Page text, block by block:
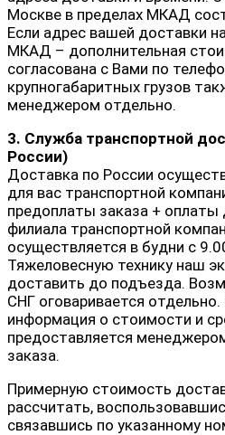
Москве в пределах МКАД
Если адрес вашей доставки
МКАД – дополнительная
согласована с Вами по
крупногабаритных грузов
менеджером отдельно.
3. Служба транспортной
России)
Доставка по России
для вас транспортной
предоплаты заказа + оплаты
филиала транспортной
осуществляется в будни с
Тяжеловесную технику наш
доставить до подъезда.
СНГ оговаривается
информация о стоимости и
предоставляется
заказа.
Примерную стоимость
рассчитать,
связавшись по указанному